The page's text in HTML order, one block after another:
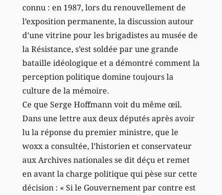
connu : en 1987, lors du renouvellement de
l’exposition permanente, la discussion autour
d’une vitrine pour les brigadistes au musée de
la Résistance, s’est soldée par une grande
bataille idéologique et a démontré comment la
perception politique domine toujours la
culture de la mémoire.
Ce que Serge Hoffmann voit du même œil.
Dans une lettre aux deux députés après avoir
lu la réponse du premier ministre, que le
woxx a consultée, l’historien et conservateur
aux Archives nationales se dit déçu et remet
en avant la charge politique qui pèse sur cette
décision : « Si le Gouvernement par contre est